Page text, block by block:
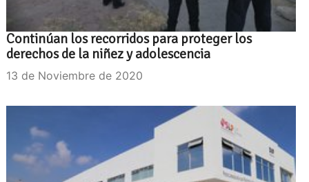
Continúan los recorridos para proteger los
derechos de la niñez y adolescencia
13 de Noviembre de 2020